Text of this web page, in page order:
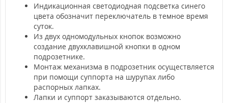
Индикационная светодиодная подсветка синего
цвета обозначит переключатель в темное время
суток.
Из двух одномодульных кнопок возможно
создание двухклавишной кнопки в одном
подрозетнике.
Монтаж механизма в подрозетник осуществляется
при помощи суппорта на шурупах либо
распорных лапках.
Лапки и суппорт заказываются отдельно.